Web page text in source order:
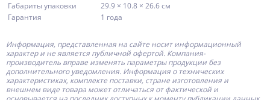
Габариты упаковки
29.9 × 10.8 × 26.6 см
Гарантия
1 года
Информация, представленная на сайте носит информационный
характер и не является публичной офертой. Компания-
производитель вправе изменять параметры продукции без
дополнительного уведомления. Информация о технических
характеристиках, комплекте поставки, стране изготовления и
внешнем виде товара может отличаться от фактической и